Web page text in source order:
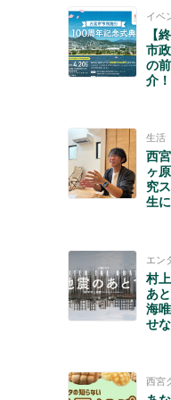
イベ
【
市
の
介！
生活
西
ヶ
究
生
エン
村
あ
海
せ
西宮